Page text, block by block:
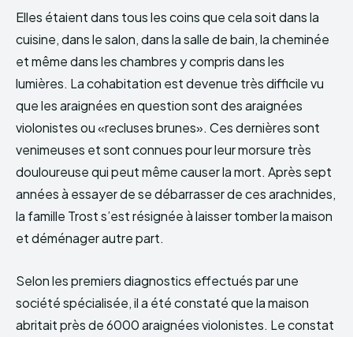
Elles étaient dans tous les coins que cela soit dans la
cuisine, dans le salon, dans la salle de bain, la cheminée
et même dans les chambres y compris dans les
lumières. La cohabitation est devenue très difficile vu
que les araignées en question sont des araignées
violonistes ou «recluses brunes». Ces dernières sont
venimeuses et sont connues pour leur morsure très
douloureuse qui peut même causer la mort. Après sept
années à essayer de se débarrasser de ces arachnides,
la famille Trost s’est résignée à laisser tomber la maison
et déménager autre part.
Selon les premiers diagnostics effectués par une
société spécialisée, il a été constaté que la maison
abritait près de 6000 araignées violonistes. Le constat